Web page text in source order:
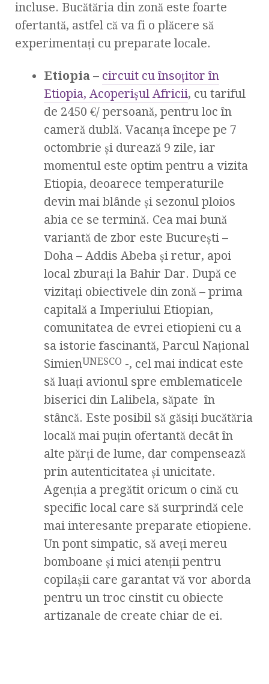
incluse. Bucătăria din zonă este foarte
ofertantă, astfel că va fi o plăcere să
experimentați cu preparate locale.
Etiopia – circuit cu însoțitor în
Etiopia, Acoperișul Africii, cu tariful
de 2450 €/ persoană, pentru loc în
cameră dublă. Vacanța începe pe 7
octombrie și durează 9 zile, iar
momentul este optim pentru a vizita
Etiopia, deoarece temperaturile
devin mai blânde și sezonul ploios
abia ce se termină. Cea mai bună
variantă de zbor este București –
Doha – Addis Abeba și retur, apoi
local zburați la Bahir Dar. După ce
vizitați obiectivele din zonă – prima
capitală a Imperiului Etiopian,
comunitatea de evrei etiopieni cu a
sa istorie fascinantă, Parcul Național
SimienUNESCO -, cel mai indicat este
să luați avionul spre emblematicele
biserici din Lalibela, săpate în
stâncă. Este posibil să găsiți bucătăria
locală mai puțin ofertantă decât în
alte părți de lume, dar compensează
prin autenticitatea și unicitate.
Agenția a pregătit oricum o cină cu
specific local care să surprindă cele
mai interesante preparate etiopiene.
Un pont simpatic, să aveți mereu
bomboane și mici atenții pentru
copilașii care garantat vă vor aborda
pentru un troc cinstit cu obiecte
artizanale de create chiar de ei.